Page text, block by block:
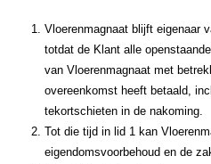
Vloerenmagnaat blijft eigenaar
totdat de Klant alle
van Vloerenmagnaat met
overeenkomst heeft betaald,
tekortschieten in de nakoming.
Tot die tijd in lid 1 kan
eigendomsvoorbehoud en de